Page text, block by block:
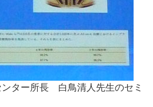
ター所長 白鳥清人先生のセミ